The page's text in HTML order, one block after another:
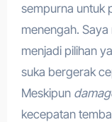
sempurna untuk
menengah.
menjadi pilihan
suka bergerak
Meskipun
kecepatan